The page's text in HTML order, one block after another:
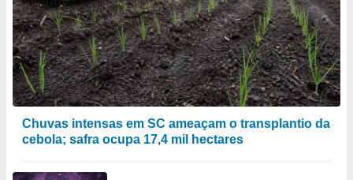
Chuvas intensas em SC ameaçam o transplantio da
cebola; safra ocupa 17,4 mil hectares